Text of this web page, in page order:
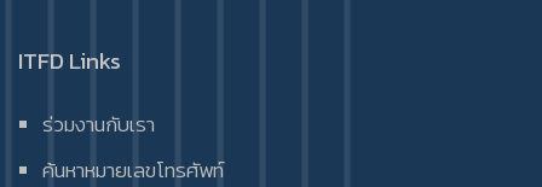
ITFD Links
ร่วมงานกับเรา
ค้นหาหมายเลขโทรศัพท์